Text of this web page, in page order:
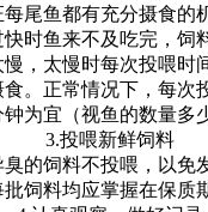
尾鱼都有充分摄食的
时鱼来不及吃完，饲
，太慢时每次投喂时
。正常情况下，每次
钟为宜（视鱼的数量多
3.投喂新鲜饲料
的饲料不投喂，以免
饲料均应掌握在保质